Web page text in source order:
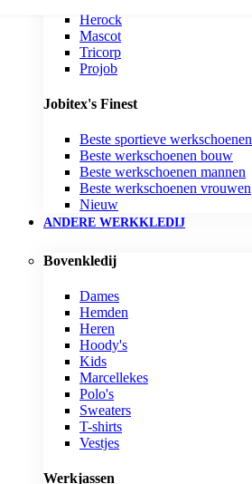
Herock
Mascot
Tricorp
Projob
Jobitex's Finest
Beste sportieve werkschoenen
Beste werkschoenen bouw
Beste werkschoenen mannen
Beste werkschoenen vrouwen
Nieuw
ANDERE WERKKLEDIJ
Bovenkledij
Dames
Hemden
Heren
Hoody's
Kids
Marcellekes
Polo's
Sweaters
T-shirts
Vestjes
Werkjassen